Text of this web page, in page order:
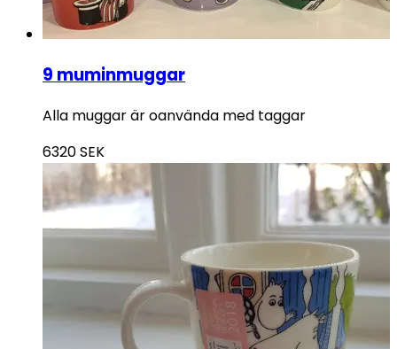
9 muminmuggar
Alla muggar är oanvända med taggar
6320SEK